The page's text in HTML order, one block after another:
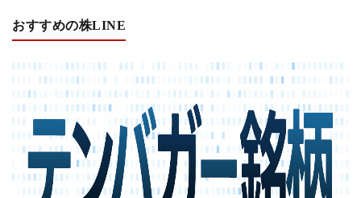
おすすめの株LINE